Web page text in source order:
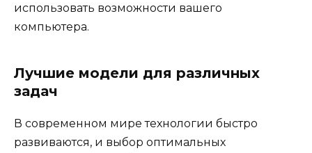
использовать возможности вашего
компьютера.
Лучшие модели для различных
задач
В современном мире технологии быстро
развиваются, и выбор оптимальных